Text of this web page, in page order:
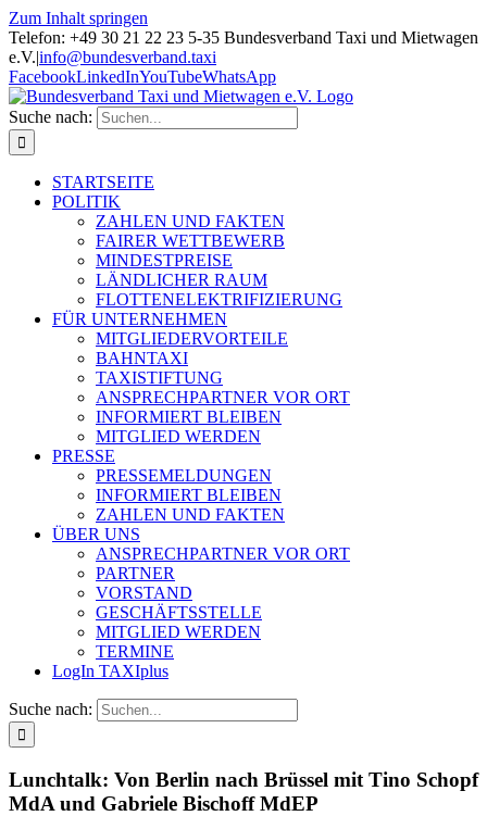
Zum Inhalt springen
Telefon: +49 30 21 22 23 5-35 Bundesverband Taxi und Mietwagen
e.V.|info@bundesverband.taxi
FacebookLinkedInYouTubeWhatsApp
Suche nach:
STARTSEITE
POLITIK
ZAHLEN UND FAKTEN
FAIRER WETTBEWERB
MINDESTPREISE
LÄNDLICHER RAUM
FLOTTENELEKTRIFIZIERUNG
FÜR UNTERNEHMEN
MITGLIEDERVORTEILE
BAHNTAXI
TAXISTIFTUNG
ANSPRECHPARTNER VOR ORT
INFORMIERT BLEIBEN
MITGLIED WERDEN
PRESSE
PRESSEMELDUNGEN
INFORMIERT BLEIBEN
ZAHLEN UND FAKTEN
ÜBER UNS
ANSPRECHPARTNER VOR ORT
PARTNER
VORSTAND
GESCHÄFTSSTELLE
MITGLIED WERDEN
TERMINE
LogIn TAXIplus
Suche nach:
Lunchtalk: Von Berlin nach Brüssel mit Tino Schopf
MdA und Gabriele Bischoff MdEP